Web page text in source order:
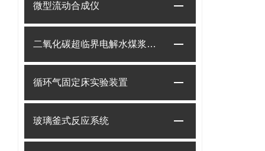
微型流动合成仪
二氧化碳超临界电解水煤浆制甲烷装置
循环气固定床实验装置
玻璃釜式反应系统